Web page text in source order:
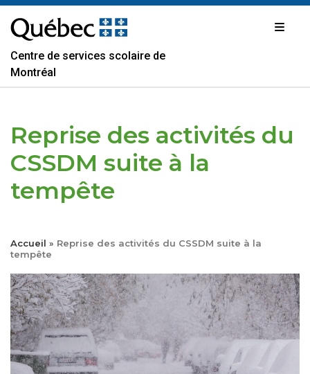
au
contenu
Centre de services scolaire de
Montréal
Reprise des activités du
CSSDM suite à la
tempête
Accueil » Reprise des activités du CSSDM suite à la
tempête